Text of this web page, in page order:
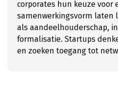
corporates hun keuze voor
samenwerkingsvorm laten
als aandeelhouderschap,
formalisatie. Startups
en zoeken toegang tot